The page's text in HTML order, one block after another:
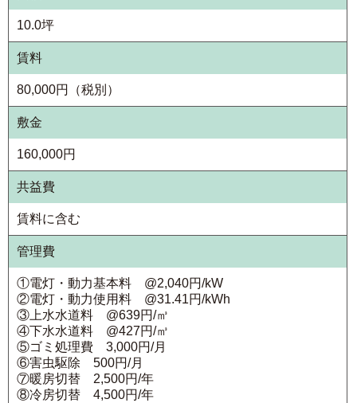
10.0坪
賃料
80,000円（税別）
敷金
160,000円
共益費
賃料に含む
管理費
①電灯・動力基本料 @2,040円/kW
②電灯・動力使用料 @31.41円/kWh
③上水水道料 @639円/㎥
④下水水道料 @427円/㎥
⑤ゴミ処理費 3,000円/月
⑥害虫駆除 500円/月
⑦暖房切替 2,500円/年
⑧冷房切替 4,500円/年